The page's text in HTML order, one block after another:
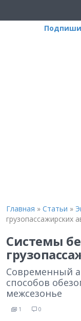
Главная » Статьи »
грузопассажирских
Системы
Современный
способов
межсезонье
1 0